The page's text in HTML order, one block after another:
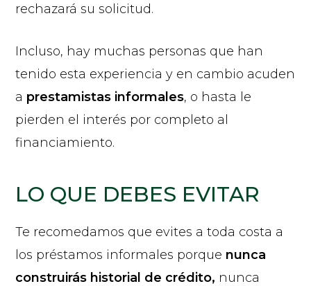
rechazará su solicitud.
Incluso, hay muchas personas que han
tenido esta experiencia y en cambio acuden
a prestamistas informales, o hasta le
pierden el interés por completo al
financiamiento.
LO QUE DEBES EVITAR
Te recomedamos que evites a toda costa a
los préstamos informales porque nunca
construirás historial de crédito, nunca